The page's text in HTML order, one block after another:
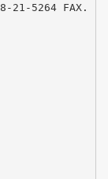
21-5264 FAX.